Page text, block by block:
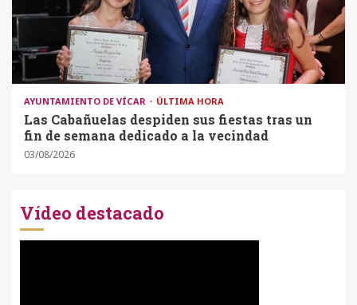
AYUNTAMIENTO DE VÍCAR ÚLTIMA HORA
Las Cabañuelas despiden sus fiestas tras un
fin de semana dedicado a la vecindad
03/08/2026
Vídeo destacado